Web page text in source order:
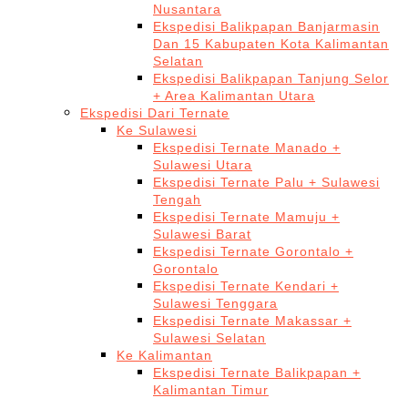
Nusantara
Ekspedisi Balikpapan Banjarmasin
Dan 15 Kabupaten Kota Kalimantan
Selatan
Ekspedisi Balikpapan Tanjung Selor
+ Area Kalimantan Utara
Ekspedisi Dari Ternate
Ke Sulawesi
Ekspedisi Ternate Manado +
Sulawesi Utara
Ekspedisi Ternate Palu + Sulawesi
Tengah
Ekspedisi Ternate Mamuju +
Sulawesi Barat
Ekspedisi Ternate Gorontalo +
Gorontalo
Ekspedisi Ternate Kendari +
Sulawesi Tenggara
Ekspedisi Ternate Makassar +
Sulawesi Selatan
Ke Kalimantan
Ekspedisi Ternate Balikpapan +
Kalimantan Timur